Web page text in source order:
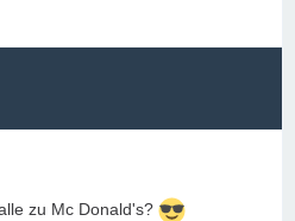
zu Mc Donald's?